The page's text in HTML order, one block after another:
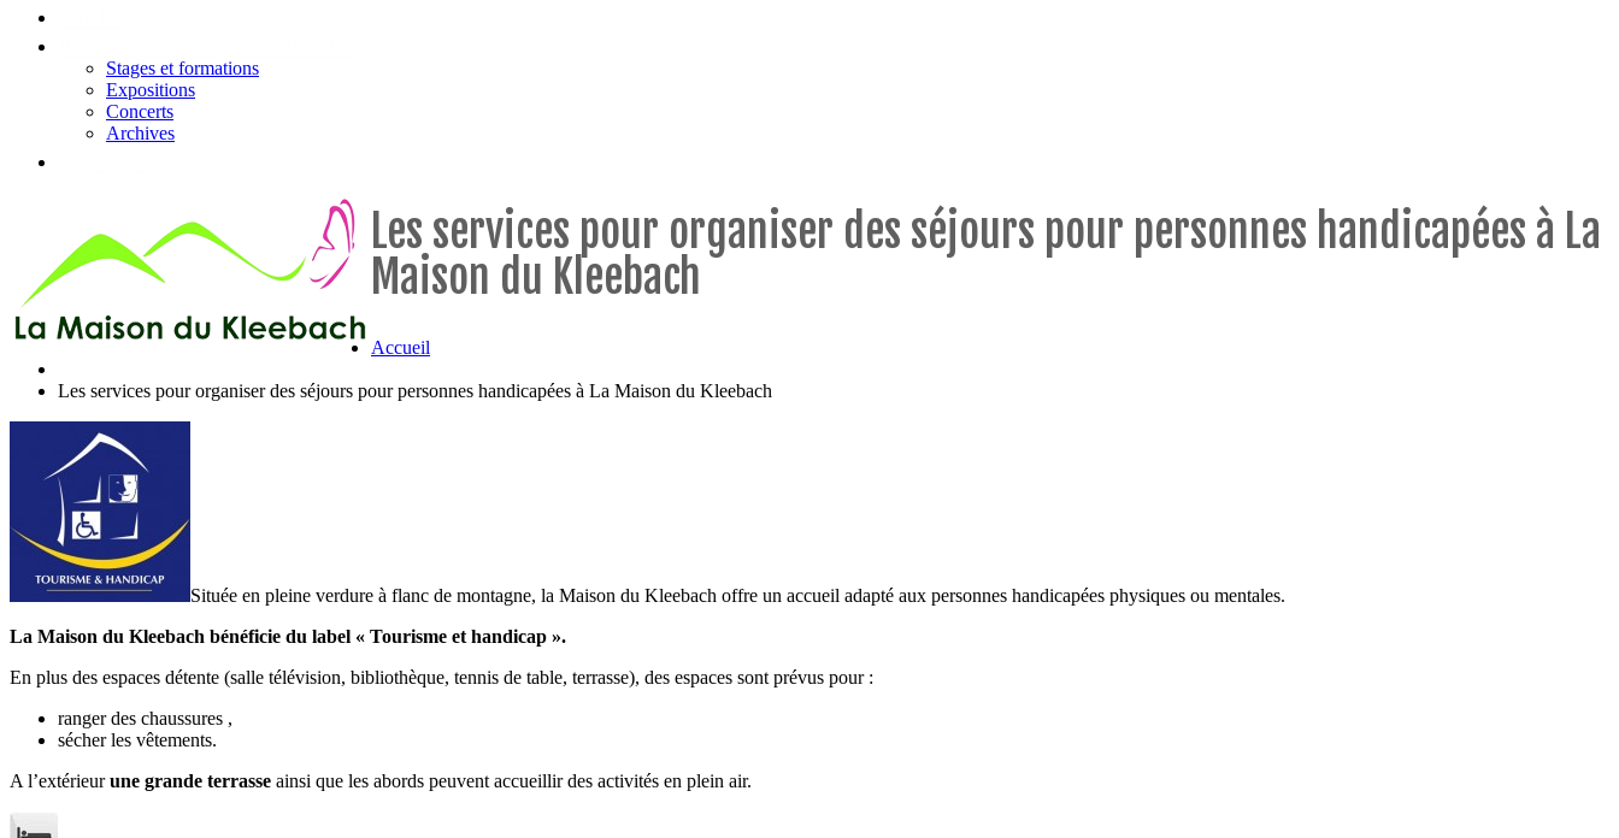
Stages et formations
Expositions
Concerts
Archives
Les services pour organiser des séjours pour personnes handicapées à La
Maison du Kleebach
Accueil
Les services pour organiser des séjours pour personnes handicapées à La Maison du Kleebach
Située en pleine verdure à flanc de montagne, la Maison du Kleebach offre un accueil adapté aux personnes handicapées physiques ou mentales.
La Maison du Kleebach bénéficie du label « Tourisme et handicap ».
En plus des espaces détente (salle télévision, bibliothèque, tennis de table, terrasse), des espaces sont prévus pour :
ranger des chaussures ,
sécher les vêtements.
A l’extérieurune grande terrasse ainsi que les abords peuvent accueillir des activités en plein air.